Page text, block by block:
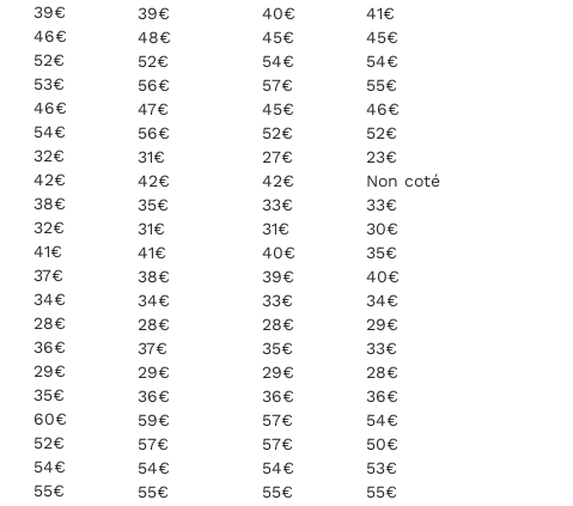
39€
46€
52€
53€
46€
54€
32€
42€
38€
32€
41€
37€
34€
28€
36€
29€
35€
60€
52€
54€
55€
39€
48€
52€
56€
47€
56€
31€
42€
35€
31€
41€
38€
34€
28€
37€
29€
36€
59€
57€
54€
55€
41€
45€
54€
55€
46€
52€
23€
Non coté
33€
30€
35€
40€
34€
29€
33€
28€
36€
54€
50€
53€
55€
40€
45€
54€
57€
45€
52€
27€
42€
33€
31€
40€
39€
33€
28€
35€
29€
36€
57€
57€
54€
55€